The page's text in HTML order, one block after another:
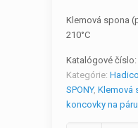
Klemová spona
210°C
Katalógové číslo:
Kategórie:
SPONY, Klemová
koncovky na páru